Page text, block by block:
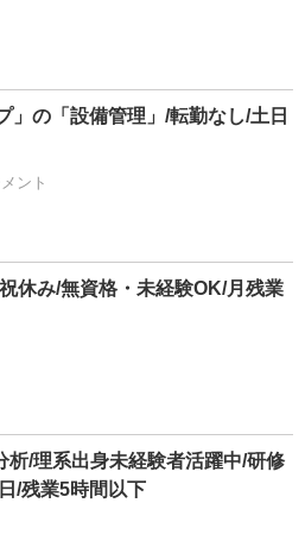
」の「設備管理」/転勤なし/土日
ント
休み/無資格・未経験OK/月残業
析/理系出身未経験者活躍中/研修
/残業5時間以下